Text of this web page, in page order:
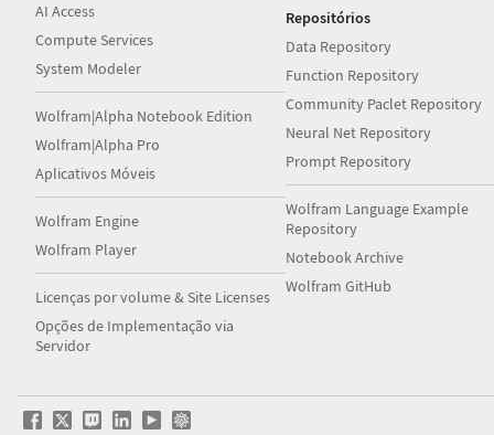
AI Access
Compute Services
System Modeler
Wolfram|Alpha Notebook Edition
Wolfram|Alpha Pro
Aplicativos Móveis
Wolfram Engine
Wolfram Player
Licenças por volume & Site Licenses
Opções de Implementação via
Servidor
Repositórios
Data Repository
Function Repository
Community Paclet Repository
Neural Net Repository
Prompt Repository
Wolfram Language Example
Repository
Notebook Archive
Wolfram GitHub